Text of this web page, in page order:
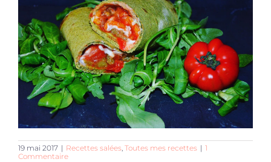
19 mai 2017 | Recettes salées, Toutes mes recettes | 1
Commentaire